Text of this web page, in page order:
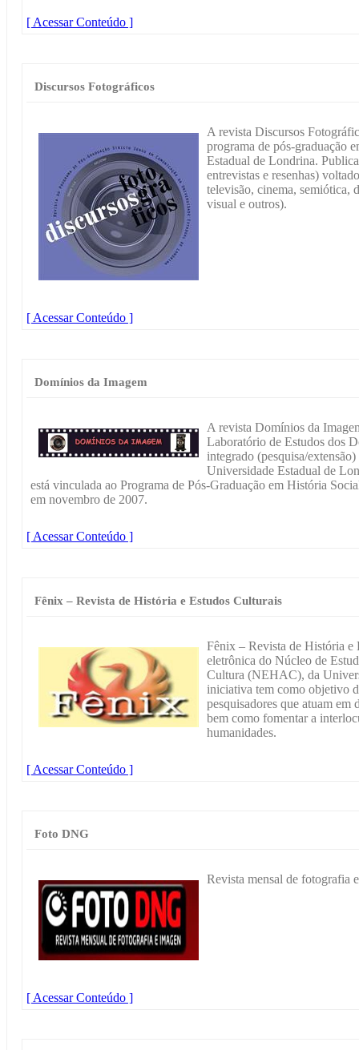
[ Acessar Conteúdo ]
Discursos Fotográficos
A revista Discursos
programa de pós-graduação
Estadual de Londrina.
entrevistas e resenhas)
televisão, cinema, semiótica,
visual e outros).
[ Acessar Conteúdo ]
Domínios da Imagem
A revista Domínios da
Laboratório de Estudos dos
integrado (pesquisa/
Universidade Estadual de
está vinculada ao Programa de Pós-Graduação em História
em novembro de 2007.
[ Acessar Conteúdo ]
Fênix – Revista de História e Estudos Culturais
Fênix – Revista de História e
eletrônica do Núcleo de
Cultura (NEHAC), da
iniciativa tem como objetivo
pesquisadores que atuam em
bem como fomentar a
humanidades.
[ Acessar Conteúdo ]
Foto DNG
Revista mensal de fotografia
[ Acessar Conteúdo ]